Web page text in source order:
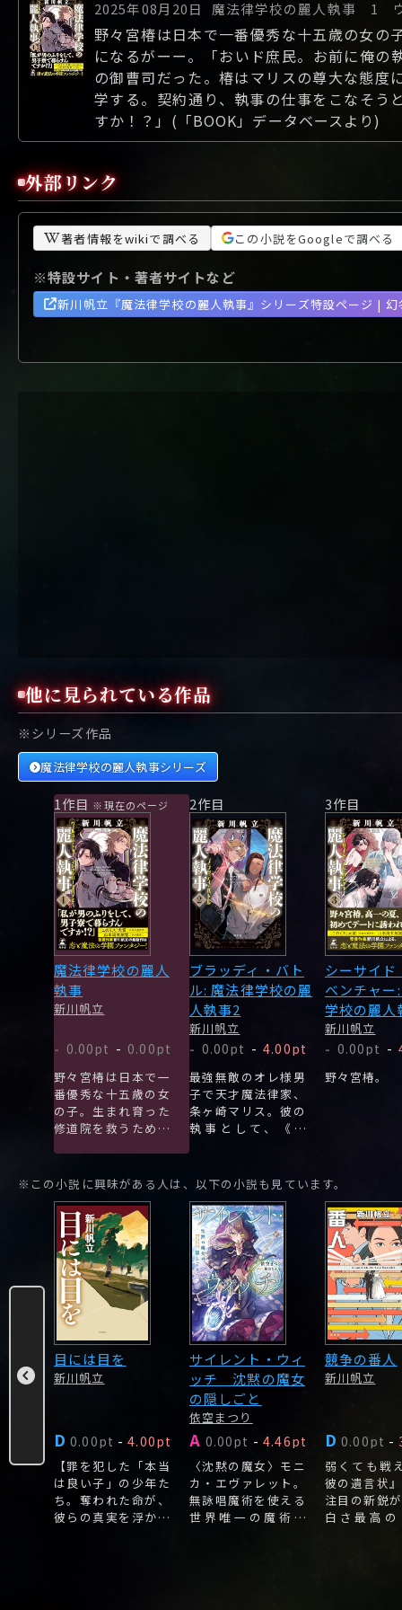
2025年08月20日 魔法律学校の麗人執事 1
野々宮椿は日本で一番優秀な十五歳の女の
になるがーー。「おいド庶民。お前に俺
の御曹司だった。椿はマリスの尊大な態
学する。契約通り、執事の仕事をこなそ
すか！？」(「BOOK」データベースより)
外部リンク
著者情報をwikiで調べる この小説をGoogleで調べる
※特設サイト・著者サイトなど
新川帆立『魔法律学校の麗人執事』シリーズ特設ページ | 幻
他に見られている作品
※シリーズ作品
魔法律学校の麗人執事シリーズ
1作目 ※現在のページ
魔法律学校の麗人
執事
新川帆立
- 0.00pt - 0.00pt
野々宮椿は日本で一
番優秀な十五歳の女
の子。生まれ育った
修道院を救うため、
がーー。
2作目
ブラッディ・バト
ル: 魔法律学校の麗
人執事2
新川帆立
- 0.00pt - 4.00pt
最強無敵のオレ様男
子で天才魔法律家、
条ヶ崎マリス。彼の
執事として、《男
3作目
シーサイド
ベンチャー
学校の麗人
新川帆立
- 0.00pt -
野々宮椿。
※この小説に興味がある人は、以下の小説も見ています。
のク
目には目を
新川帆立
D 0.00pt - 4.00pt
【罪を犯した「本当
は良い子」の少年た
ち。奪われた命が、
彼らの真実を浮かび
サイレント・ウィ
ッチ 沈黙の魔女
の隠しごと
依空まつり
A 0.00pt - 4.46pt
〈沈黙の魔女〉モニ
カ・エヴァレット。
無詠唱魔術を使える
世界唯一の魔術師
競争の番人
新川帆立
D 0.00pt -
弱くても戦
彼の遺言状
注目の新鋭
白さ最高